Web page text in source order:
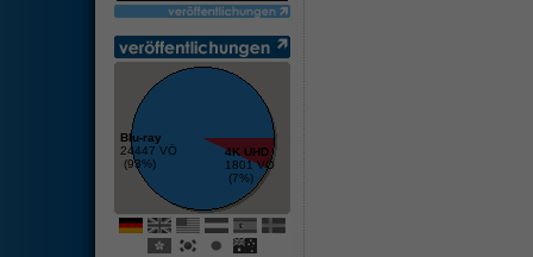
Blu-ray
24447 VÖ
(93%)
4K UHD
1801 VÖ
(7%)